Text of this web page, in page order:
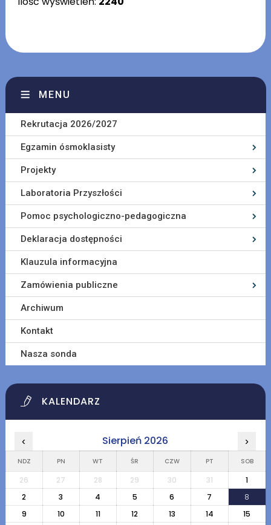
MENU
Rekrutacja 2026/2027
Egzamin ósmoklasisty
Projekty
Laboratoria Przyszłości
Pomoc psychologiczno-pedagogiczna
Deklaracja dostępności
Klauzula informacyjna
Zamówienia publiczne
Archiwum
Kontakt
Nasza sonda
KALENDARZ
‹ Sierpień 2026 ›
NDZ PN WT ŚR CZW PT SOB
26 27 28 29 30 31
1
2
3 4 5 6 7
8
9
10 11 12 13 14
15